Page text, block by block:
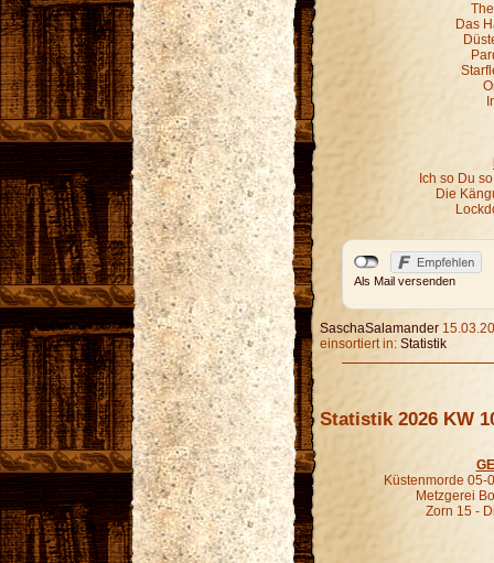
Das
Ich so Du
Die
Als Mail versenden
SaschaSalamander
einsortiert in: Statistik
Statistik 2026 KW
Küstenmorde 05-
Metzgerei
Zorn 15 -